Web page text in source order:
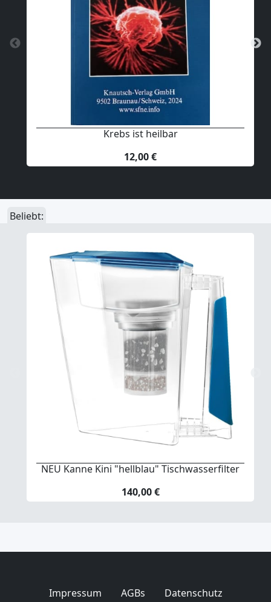
Krebs ist heilbar
12,00 €
Beliebt:
NEU Kanne Kini "hellblau" Tischwasserfilter
140,00 €
Impressum AGBs Datenschutz